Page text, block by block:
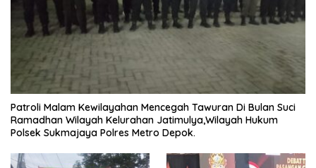
Patroli Malam Kewilayahan Mencegah Tawuran Di Bulan Suci
Ramadhan Wilayah Kelurahan Jatimulya,Wilayah Hukum
Polsek Sukmajaya Polres Metro Depok.